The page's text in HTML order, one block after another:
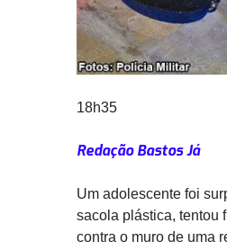
18h35
Redação Bastos Já
Um adolescente foi
sacola plástica, tentou
contra o muro de uma